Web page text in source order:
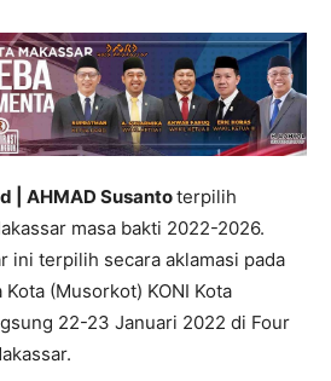
| AHMAD Susantoterpilih
masa bakti 2022-2026.
ini terpilih secara aklamasi pada
(Musorkot) KONI Kota
22-23 Januari 2022 di Four